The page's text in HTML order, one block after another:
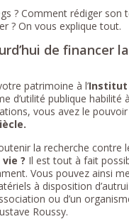
? Comment rédiger son
? On vous explique tout.
de financer
patrimoine à l’Institut
d’utilité publique habilité
vous avez le
la recherche contre
? Il est tout à fait
Vous pouvez ainsi
à disposition
ou d’un
Roussy.